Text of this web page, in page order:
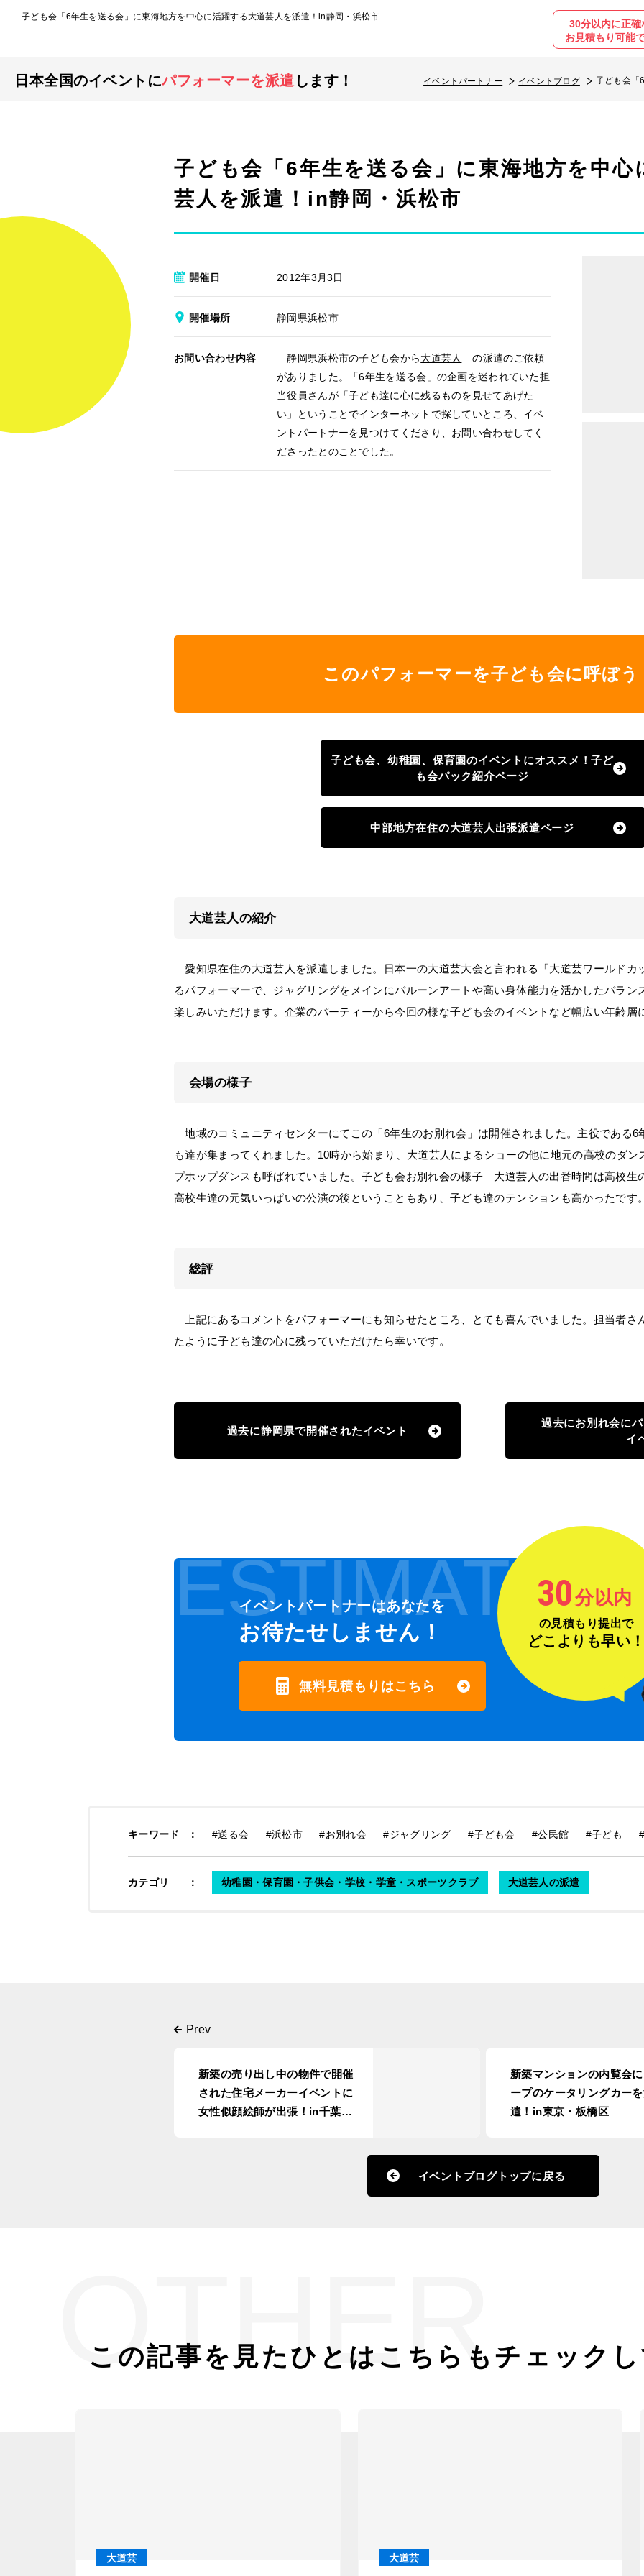
子ども会「6年生を送る会」に東海地方を中心に活躍する大道芸人を派遣！in静岡・浜松市
30分以内に正確
お見積もり可能
日本全国のイベントにパフォーマーを派遣 します！ イベントパートナー イベントブログ 子ども会「
子ども会「6年生を送る会」に東海地方を中心
芸人を派遣！in静岡・浜松市
開催日 2012年3月3日
開催場所 静岡県浜松市
お問い合わせ内容 静岡県浜松市の子ども会から大道芸人
の派遣のご依頼
がありました。「6年生を送る会」の企画を迷われていた担
当役員さんが「子ども達に心に残るものを見せてあげた
い」ということでインターネットで探していところ、イベ
ントパートナーを見つけてくださり、お問い合わせしてく
ださったとのことでした。
このパフォーマーを子ども会に呼ぼう
子ども会、幼稚園、保育園のイベントにオススメ！子ど
も会パック紹介ページ
中部地方在住の大道芸人出張派遣ページ
大道芸人の紹介
愛知県在住の大道芸人を派遣しました。日本一の大道芸大会と言われる「大道芸ワールドカ
るパフォーマーで、ジャグリングをメインにバルーンアートや高い身体能力を活かしたバラン
楽しみいただけます。企業のパーティーから今回の様な子ども会のイベントなど幅広い年齢層
会場の様子
地域のコミュニティセンターにてこの「6年生のお別れ会」は開催されました。主役である6
も達が集まってくれました。10時から始まり、大道芸人によるショーの他に地元の高校のダ
プホップダンスも呼ばれていました。子ども会お別れ会の様子 大道芸人の出番時間は高校生
高校生達の元気いっぱいの公演の後ということもあり、子ども達のテンションも高かったです
総評
上記にあるコメントをパフォーマーにも知らせたところ、とても喜んでいました。担当者さ
たように子ども達の心に残っていただけたら幸いです。
過去に静岡県で開催されたイベント
過去にお別れ会に
イ
ESTIMATE
イベントパートナーはあなたを
お待たせしません！
無料見積もりはこちら
30分以内
の見積もり提出で
どこよりも早い
キーワード ： #送る会 #浜松市 #お別れ会 #ジャグリング #子ども会 #公民館 #子ども
カテゴリ ： 幼稚園・保育園・子供会・学校・学童・スポーツクラブ 大道芸人の派遣
新築の売り出し中の物件で開催
された住宅メーカーイベントに
女性似顔絵師が出張！in千葉・
新築マンションの内覧会
ープのケータリングカー
遣！in東京・板橋区
イベントブログトップに戻る
OTHER
この記事を見たひとは こちらもチェック
大道芸 大道芸